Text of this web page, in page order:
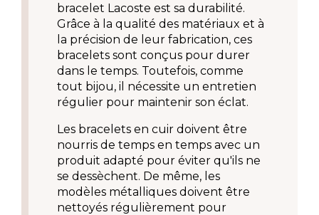
bracelet Lacoste est sa durabilité.
Grâce à la qualité des matériaux et à
la précision de leur fabrication, ces
bracelets sont conçus pour durer
dans le temps. Toutefois, comme
tout bijou, il nécessite un entretien
régulier pour maintenir son éclat.
Les bracelets en cuir doivent être
nourris de temps en temps avec un
produit adapté pour éviter qu'ils ne
se dessèchent. De même, les
modèles métalliques doivent être
nettoyés régulièrement pour